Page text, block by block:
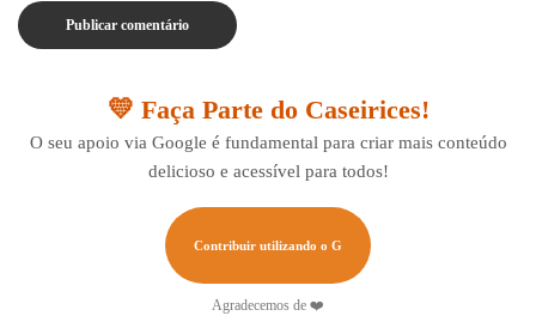
💛 Faça Parte do Caseirices!
O seu apoio via Google é fundamental para criar mais conteúdo
delicioso e acessível para todos!
Contribuir utilizando o G
Agradecemos de ❤️